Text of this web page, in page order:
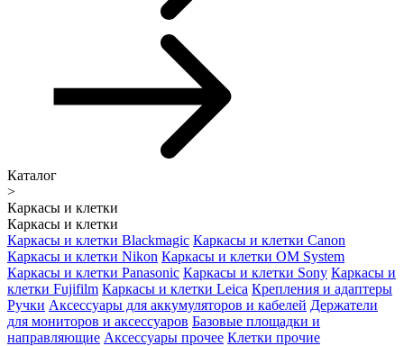
Каталог
>
Каркасы и клетки
Каркасы и клетки
Каркасы и клетки Blackmagic Каркасы и клетки Canon
Каркасы и клетки Nikon Каркасы и клетки OM System
Каркасы и клетки Panasonic Каркасы и клетки Sony Каркасы и
клетки Fujifilm Каркасы и клетки Leica Крепления и адаптеры
Ручки Аксессуары для аккумуляторов и кабелей Держатели
для мониторов и аксессуаров Базовые площадки и
направляющие Аксессуары прочее Клетки прочие